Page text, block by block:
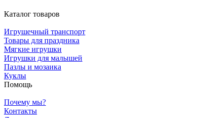
Каталог товаров
Игрушечный транспорт
Товары для праздника
Мягкие игрушки
Игрушки для малышей
Пазлы и мозаика
Куклы
Помощь
Почему мы?
Контакты